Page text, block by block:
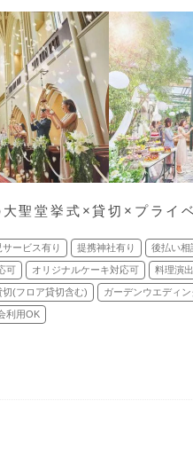
大聖堂挙式×貸切×プライ
サービス有り 提携神社有り 後払い相
可 オリジナルケーキ対応可 料理演
切(フロア貸切含む) ガーデンウエディン
利用OK